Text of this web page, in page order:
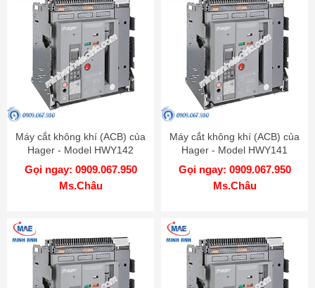
Máy cắt không khí (ACB) của
Hager - Model HWY142
Gọi ngay: 0909.067.950
Ms.Châu
Máy cắt không khí (ACB) của
Hager - Model HWY141
Gọi ngay: 0909.067.950
Ms.Châu